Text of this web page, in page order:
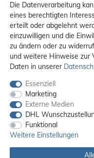
Die Datenverarbeitung
eines berechtigten
erteilt oder abgelehnt
einzuwilligen und die
zu ändern oder zu
und weitere Hinweise zur
Daten in unserer
Essenziell
Marketing
Externe Medien
DHL
Funktional
Weitere Einstellungen